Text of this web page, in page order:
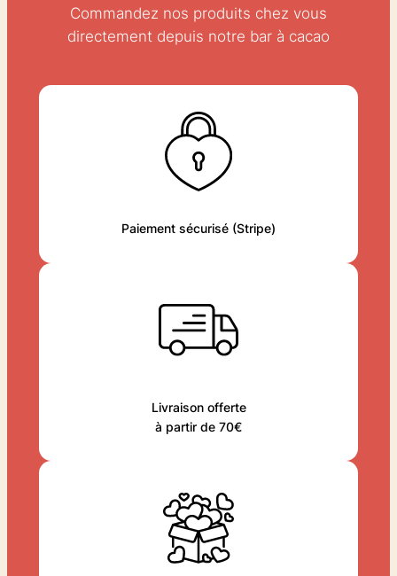
Commandez nos produits chez vous
directement depuis notre bar à cacao
Paiement sécurisé (Stripe)
Livraison offerte
à partir de 70€